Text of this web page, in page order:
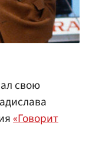
свою
«Говорит